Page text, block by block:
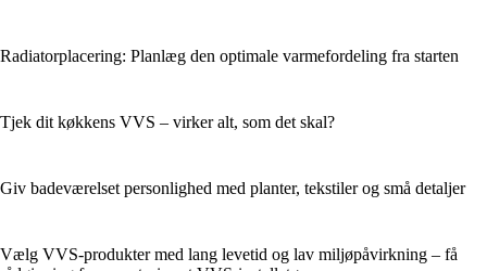
Radiatorplacering: Planlæg den optimale varmefordeling fra starten
Tjek dit køkkens VVS – virker alt, som det skal?
Giv badeværelset personlighed med planter, tekstiler og små detaljer
Vælg VVS-produkter med lang levetid og lav miljøpåvirkning – få